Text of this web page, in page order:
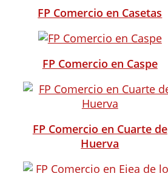
FP Comercio en Casetas
FP Comercio en Caspe
FP Comercio en Cuarte de
Huerva